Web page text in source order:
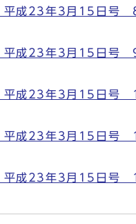
平成23年3月15日号
平成23年3月15日号
平成23年3月15日号
平成23年3月15日号
平成23年3月15日号